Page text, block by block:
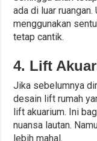
ada di luar
menggunakan
tetap cantik.
4. Lift
Jika sebelumnya
desain lift rumah
lift akuarium. Ini
nuansa lautan.
lebih mahal.